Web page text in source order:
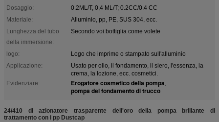
Dosaggio:
0.2ML/T, 0,4 ML/T; 0.2CC/0.4 CC
Materiale:
Alluminio, pp, PE, SUS 304, ecc.
Lunghezza del tubo
della immersione:
Secondo voi bottiglia come volete
logo:
Logo che imprime o stampato sull'alluminio
Applicazione:
Usato per olio, il fondamento, il siero, l'essenza, la
crema, la lozione, ecc. cosmetici.
Evidenziare:
Erogatore cosmetico della pompa,
pompa del fondamento di trucco
24/410 di azionatore trasparente dell'oro della pompa brillante di
trattamento con i pp Dustcap